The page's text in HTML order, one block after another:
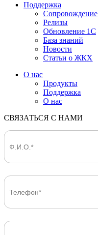
Поддержка
Сопровождение
Релизы
Обновление 1С
База знаний
Новости
Статьи о ЖКХ
О нас
Продукты
Поддержка
О нас
СВЯЗАТЬСЯ С НАМИ